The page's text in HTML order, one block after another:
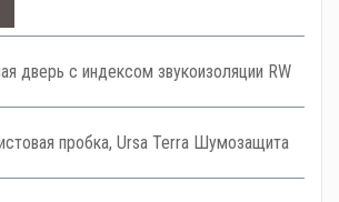
дверь с индексом звукоизоляции RW
пробка, Ursa Terra Шумозащита